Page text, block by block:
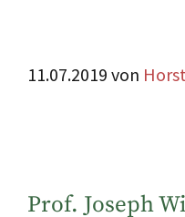
11.07.2019 von
Prof. Joseph